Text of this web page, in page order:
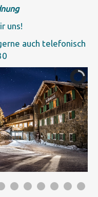
uns!
auch telefonisch